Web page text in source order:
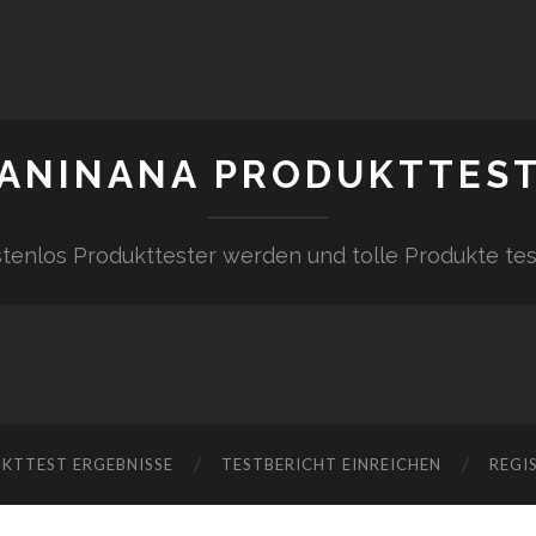
Produkttester werden und tolle Produkte
ERGEBNISSE TESTBERICHT EINREICHEN